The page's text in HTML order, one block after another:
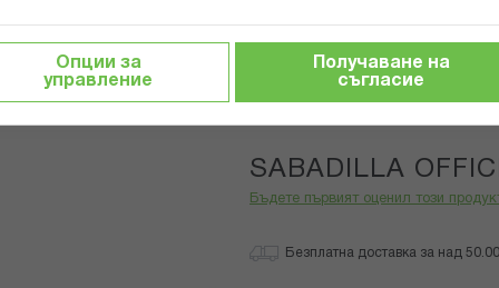
Boiron
SABADILLA
Бъдете първият оценил този
Безплатна доставка за над
Опции за
управление
Получаване на
съгласие